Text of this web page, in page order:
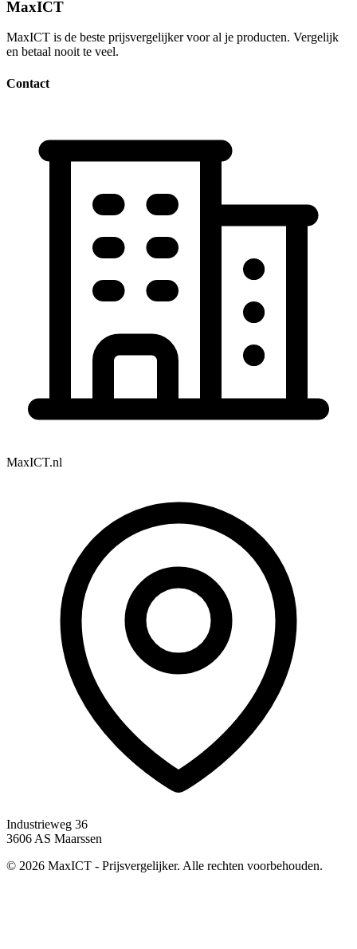
MaxICT
MaxICT is de beste prijsvergelijker voor al je producten. Vergelijk
en betaal nooit te veel.
Contact
MaxICT.nl
Industrieweg 36
3606 AS Maarssen
© 2026 MaxICT - Prijsvergelijker. Alle rechten voorbehouden.